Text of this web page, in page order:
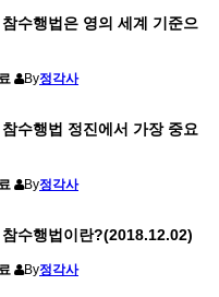
수행법은 영의 세계 기준으
By정각사
수행법 정진에서 가장 중요
By정각사
수행법이란?(2018.12.02)
By정각사